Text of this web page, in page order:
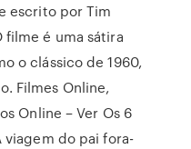
escrito por Tim
filme é uma sátira
o clássico de 1960,
Filmes Online,
Online – Ver Os 6
viagem do pai fora-